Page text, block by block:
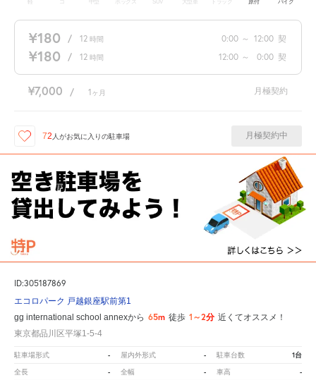
中型 ボックス SUV 大型車 トラック 原付 バイク
¥180 / 12 時間 0:00 ～ 12:00 契
¥180 / 12 時間 12:00 ～ 0:00 契
¥7,000 / 1 ヶ月 月極契約
72 人がお気に入りの駐車場 月極契約中
ID:305187869
エコロパーク 戸越銀座駅前第1
gg international school annexから 65m 徒歩 1～2分 近くてオススメ！
東京都品川区平塚1-5-4
駐車場形式 - 屋内外形式 - 駐車台数 1台
全長 - 全幅 - 車高 -